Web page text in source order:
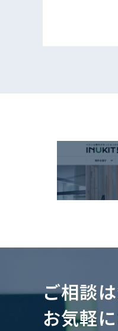
ご相談
お気軽